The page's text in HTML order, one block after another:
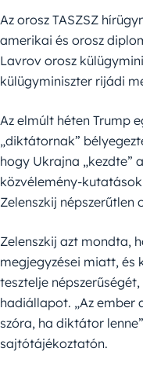
Az orosz TASZSZ
amerikai és orosz
Lavrov orosz
külügyminiszter rijádi
Az elmúlt héten Trump
„diktátornak”
hogy Ukrajna „kezdte”
közvélemény-
Zelenszkij népszerűtlen
Zelenszkij azt mondta,
megjegyzései miatt, és
tesztelje
hadiállapot. „Az ember
szóra, ha diktátor
sajtótájékoztatón.